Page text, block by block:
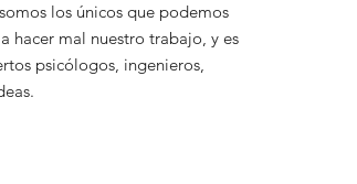
los únicos que podemos
hacer mal nuestro trabajo, y es
psicólogos, ingenieros,